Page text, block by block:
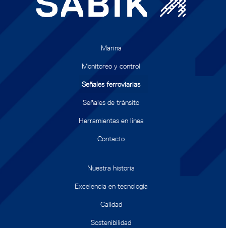
Marina
Monitoreo y control
Señales ferroviarias
Señales de tránsito
Herramientas en línea
Contacto
Nuestra historia
Excelencia en tecnología
Calidad
Sostenibilidad